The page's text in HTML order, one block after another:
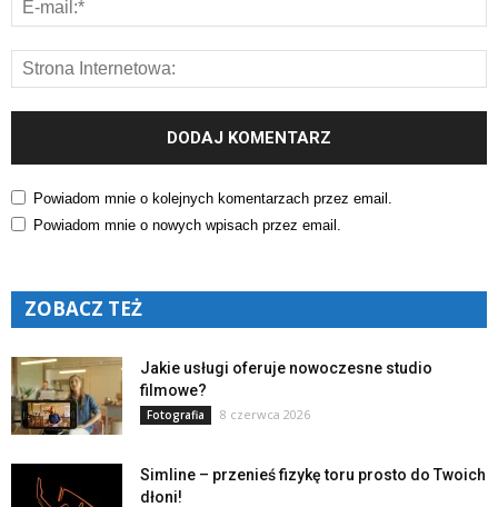
Powiadom mnie o kolejnych komentarzach przez email.
Powiadom mnie o nowych wpisach przez email.
ZOBACZ TEŻ
Jakie usługi oferuje nowoczesne studio
filmowe?
Fotografia 8 czerwca 2026
Simline – przenieś fizykę toru prosto do Twoich
dłoni!